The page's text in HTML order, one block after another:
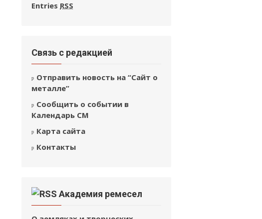
Entries RSS
Связь с редакцией
Отправить новость на “Сайт о
металле”
Сообщить о событии в
Календарь СМ
Карта сайта
Контакты
Академия ремесел